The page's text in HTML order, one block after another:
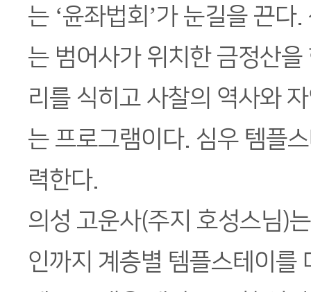
는 ‘윤좌법회’가 눈길을 끈다
는 범어사가 위치한 금정산을
리를 식히고 사찰의 역사와
는 프로그램이다. 심우 템플
력한다.
의성 고운사(주지 호성스님)
인까지 계층별 템플스테이를